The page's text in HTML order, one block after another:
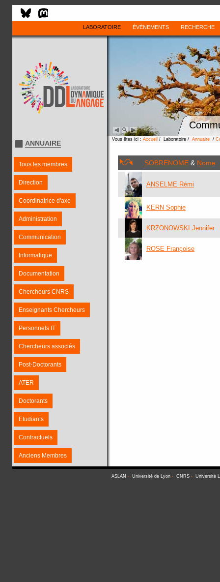
LABORATOIRE ÉVÈNEMENTS RECHERCHE
ANNUAIRE
Tous les membres
Direction
Coordinatrice d'axe
Administration
Communication
Informatique
Documentation
Chercheurs CNRS
Enseignants Chercheurs
Personnels IT
Chercheurs associés
Post-Doctorants
ATER
Doctorants
Etudiants
Contractuels
Anciens Membres
Vous êtes ici : Accueil / Laboratoire / Annuaire /
SOBRENOME & Nome
ANSELME Rémi
KERN Sophie
KRZONOWSKI Jennifer
ROSE Françoise
ASLAN - Université de Lyon- CNRS- Université